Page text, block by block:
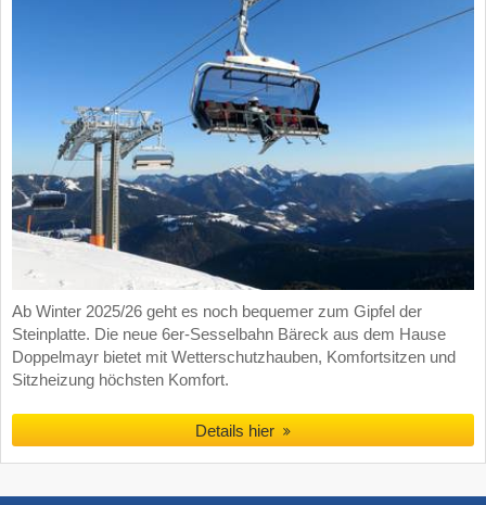
Ab Winter 2025/26 geht es noch bequemer zum Gipfel der
Steinplatte. Die neue 6er-Sesselbahn Bäreck aus dem Hause
Doppelmayr bietet mit Wetterschutzhauben, Komfortsitzen und
Sitzheizung höchsten Komfort.
Details hier